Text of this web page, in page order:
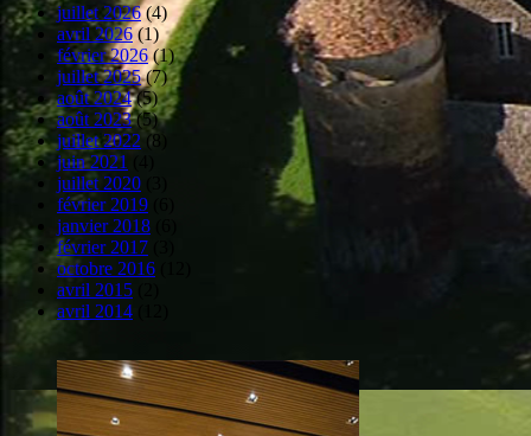
juillet 2026(4)
avril 2026(1)
février 2026(1)
juillet 2025(7)
août 2024(5)
août 2023(5)
juillet 2022 (8)
juin 2021
juillet 2020
février 2019
janvier 2018
février 2017
octobre 2016
avril 2015
avril 2014